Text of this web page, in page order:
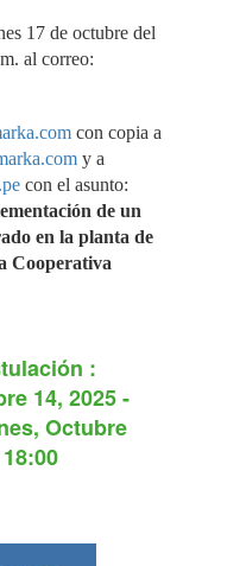
17 de octubre del
al correo:
con copia a
y a
con el asunto:
de un
en la planta de
Cooperativa
:
14, 2025 -
Octubre